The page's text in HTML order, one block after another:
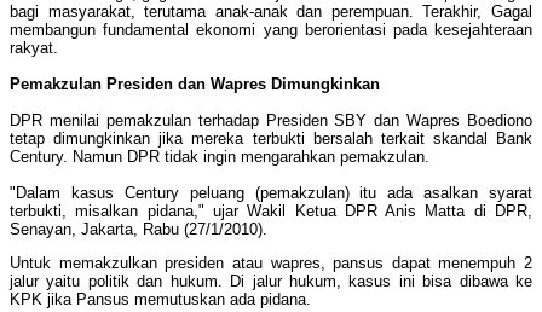
bagi masyarakat, terutama anak-anak dan perempuan. Terakhir, Gagal
membangun fundamental ekonomi yang berorientasi pada kesejahteraan
rakyat.
Pemakzulan Presiden dan Wapres Dimungkinkan
DPR menilai pemakzulan terhadap Presiden SBY dan Wapres Boediono
tetap dimungkinkan jika mereka terbukti bersalah terkait skandal Bank
Century. Namun DPR tidak ingin mengarahkan pemakzulan.
"Dalam kasus Century peluang (pemakzulan) itu ada asalkan syarat
terbukti, misalkan pidana," ujar Wakil Ketua DPR Anis Matta di DPR,
Senayan, Jakarta, Rabu (27/1/2010).
Untuk memakzulkan presiden atau wapres, pansus dapat menempuh 2
jalur yaitu politik dan hukum. Di jalur hukum, kasus ini bisa dibawa ke
KPK jika Pansus memutuskan ada pidana.